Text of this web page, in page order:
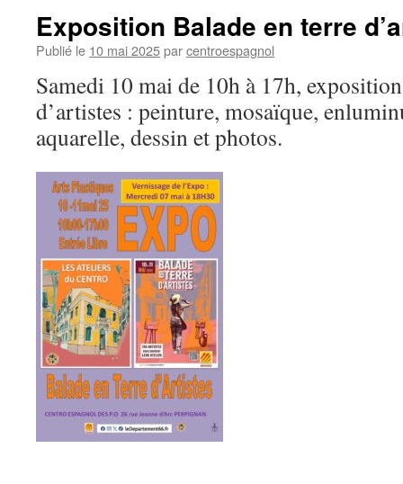
Exposition Balade en terre
Publié le 10 mai 2025parcentroespagnol
Samedi 10 mai de 10h à 17h,
d’artistes : peinture, mosaïque,
aquarelle, dessin et photos.